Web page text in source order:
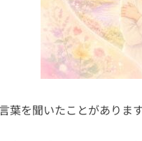
葉を聞いたことがあります